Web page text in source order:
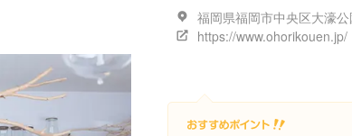
https://www.ohorikouen.jp/